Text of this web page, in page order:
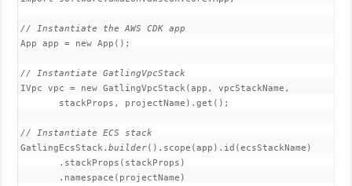
// Instantiate the AWS CDK app
App app = new App();
// Instantiate GatlingVpcStack
IVpc vpc = new GatlingVpcStack(app, vpcStackName,
stackProps, projectName).get();
// Instantiate ECS stack
GatlingEcsStack.builder().scope(app).id(ecsStackName)
.stackProps(stackProps)
.namespace(projectName)